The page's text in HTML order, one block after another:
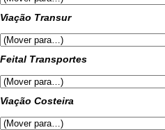
Viação Transur
Feital Transportes
Viação Costeira